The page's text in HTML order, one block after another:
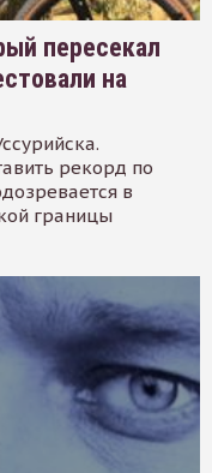
пересекал
на
рекорд по
в
границы